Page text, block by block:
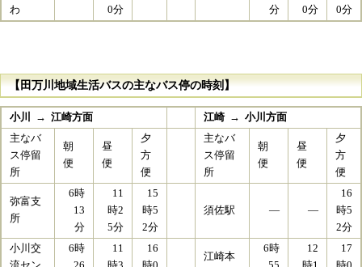
わ
0分
分
0分
0分
【田万川地域生活バスの主なバス停の時刻】
小川 → 江崎方面
江崎 → 小川方面
主なバ
ス停留
所
朝
便
昼
便
夕
方
便
主なバ
ス停留
所
朝
便
昼
便
夕
方
便
弥富支
所
6時
13
分
11
時2
5分
15
時5
2分
須佐駅 ― ―
16
時5
2分
小川交
6時
11
16
江崎本
6時
12
17